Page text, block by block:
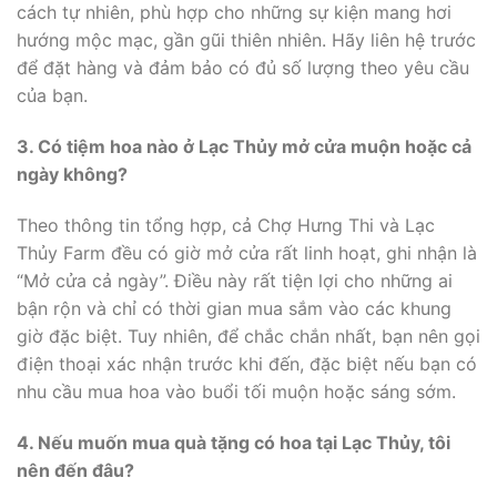
cách tự nhiên, phù hợp cho những sự kiện mang hơi
hướng mộc mạc, gần gũi thiên nhiên. Hãy liên hệ trước
để đặt hàng và đảm bảo có đủ số lượng theo yêu cầu
của bạn.
3. Có tiệm hoa nào ở Lạc Thủy mở cửa muộn hoặc cả
ngày không?
Theo thông tin tổng hợp, cả Chợ Hưng Thi và Lạc
Thủy Farm đều có giờ mở cửa rất linh hoạt, ghi nhận là
“Mở cửa cả ngày”. Điều này rất tiện lợi cho những ai
bận rộn và chỉ có thời gian mua sắm vào các khung
giờ đặc biệt. Tuy nhiên, để chắc chắn nhất, bạn nên gọi
điện thoại xác nhận trước khi đến, đặc biệt nếu bạn có
nhu cầu mua hoa vào buổi tối muộn hoặc sáng sớm.
4. Nếu muốn mua quà tặng có hoa tại Lạc Thủy, tôi
nên đến đâu?